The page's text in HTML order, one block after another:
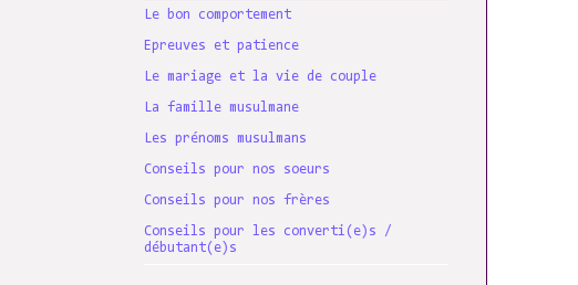
Le bon comportement
Epreuves et patience
Le mariage et la vie de couple
La famille musulmane
Les prénoms musulmans
Conseils pour nos soeurs
Conseils pour nos frères
Conseils pour les converti(e)s /
débutant(e)s